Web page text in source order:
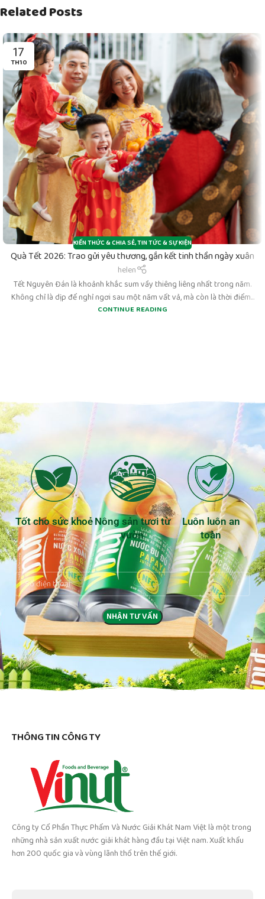
Related Posts
17
TH10
KIẾN THỨC & CHIA SẺ,TIN TỨC & SỰ KIỆN
Quà Tết 2026: Trao gửi yêu thương, gắn kết tinh thần ngày xuân
helen
Tết Nguyên Đán là khoảnh khắc sum vầy thiêng liêng nhất trong năm.
Không chỉ là dịp để nghỉ ngơi sau một năm vất vả, mà còn là thời điểm...
CONTINUE READING
Tốt cho sức khoẻ Nông sản tươi từ
vườn
Luôn luôn an
toàn
THÔNG TIN CÔNG TY
Công ty Cổ Phần Thực Phẩm Và Nước Giải Khát Nam Việt là một trong
những nhà sản xuất nước giải khát hàng đầu tại Việt nam. Xuất khẩu
hơn 200 quốc gia và vùng lãnh thổ trên thế giới.